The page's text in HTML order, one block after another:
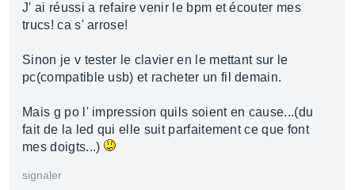
J' ai réussi a refaire venir le bpm et écouter mes
trucs! ca s' arrose!
Sinon je v tester le clavier en le mettant sur le
pc(compatible usb) et racheter un fil demain.
Mais g po l' impression quils soient en cause...(du
fait de la led qui elle suit parfaitement ce que font
mes doigts...)
signaler